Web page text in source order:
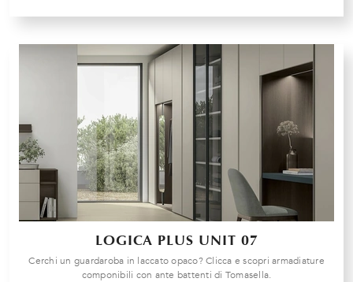
LOGICA PLUS UNIT 07
Cerchi un guardaroba in laccato opaco? Clicca e scopri armadiature
componibili con ante battenti di Tomasella.